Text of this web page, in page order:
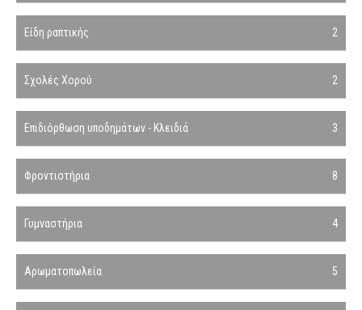
Είδη ραπτικής 2
Σχολές Χορού 2
Επιδιόρθωση υποδημάτων - Κλειδιά 3
Φροντιστήρια 8
Γυμναστήρια 4
Αρωματοπωλεία 5